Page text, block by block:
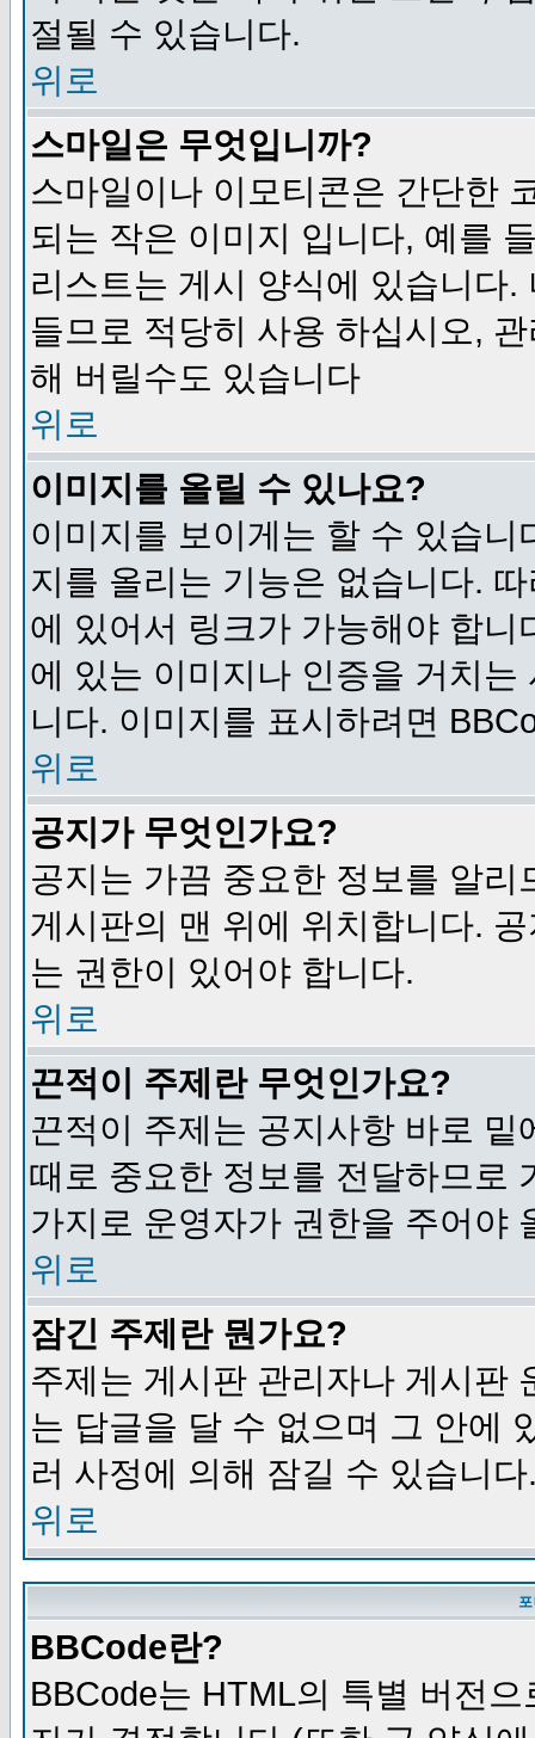
절될 수 있습니다.
위로
스마일은 무엇입니까?
스마일이나 이모티콘은 간단한
되는 작은 이미지 입니다, 예를
리스트는 게시 양식에 있습니다
들므로 적당히 사용 하십시오,
해 버릴수도 있습니다
위로
이미지를 올릴 수 있나요?
이미지를 보이게는 할 수 있습
지를 올리는 기능은 없습니다.
에 있어서 링크가 가능해야 합
에 있는 이미지나 인증을 거치
니다. 이미지를 표시하려면
위로
공지가 무엇인가요?
공지는 가끔 중요한 정보를 알
게시판의 맨 위에 위치합니다.
는 권한이 있어야 합니다.
위로
끈적이 주제란 무엇인가요?
끈적이 주제는 공지사항 바로
때로 중요한 정보를 전달하므로
가지로 운영자가 권한을 주어야
위로
잠긴 주제란 뭔가요?
주제는 게시판 관리자나 게시판
는 답글을 달 수 없으며 그 안에
러 사정에 의해 잠길 수 있습니다
위로
BBCode란?
BBCode는 HTML의 특별 버전